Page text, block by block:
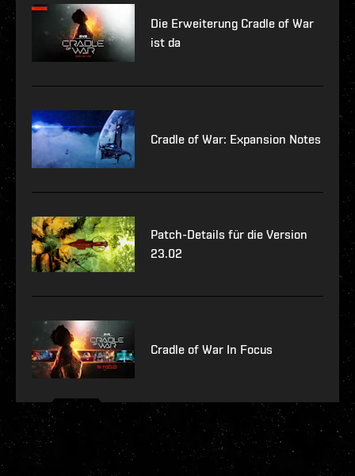
Die Erweiterung Cradle of War
ist da
Cradle of War: Expansion Notes
Patch-Details für die Version
23.02
Cradle of War In Focus